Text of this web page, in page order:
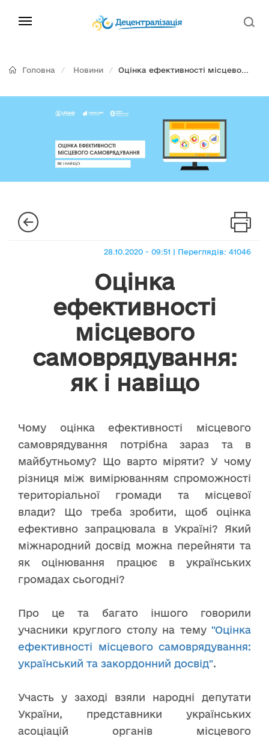
Головна Новини Оцінка ефективності місцево...
28.10.2020 - 09:51 | Переглядів: 41046
Оцінка
ефективності
місцевого
самоврядування:
як і навіщо
Чому оцінка ефективності місцевого
самоврядування потрібна зараз та в
майбутньому? Що варто міряти? У чому
різниця між вимірюванням спроможності
територіальної громади та місцевої
влади? Що треба зробити, щоб оцінка
ефективно запрацювала в Україні? Який
міжнародний досвід можна перейняти та
як оцінювання працює в українських
громадах сьогодні?
Про це та багато іншого говорили
учасники круглого столу на тему "Оцінка
ефективності місцевого самоврядування:
український та закордонний досвід".
Участь у заході взяли народні депутати
України, представники українських
асоціацій органів місцевого